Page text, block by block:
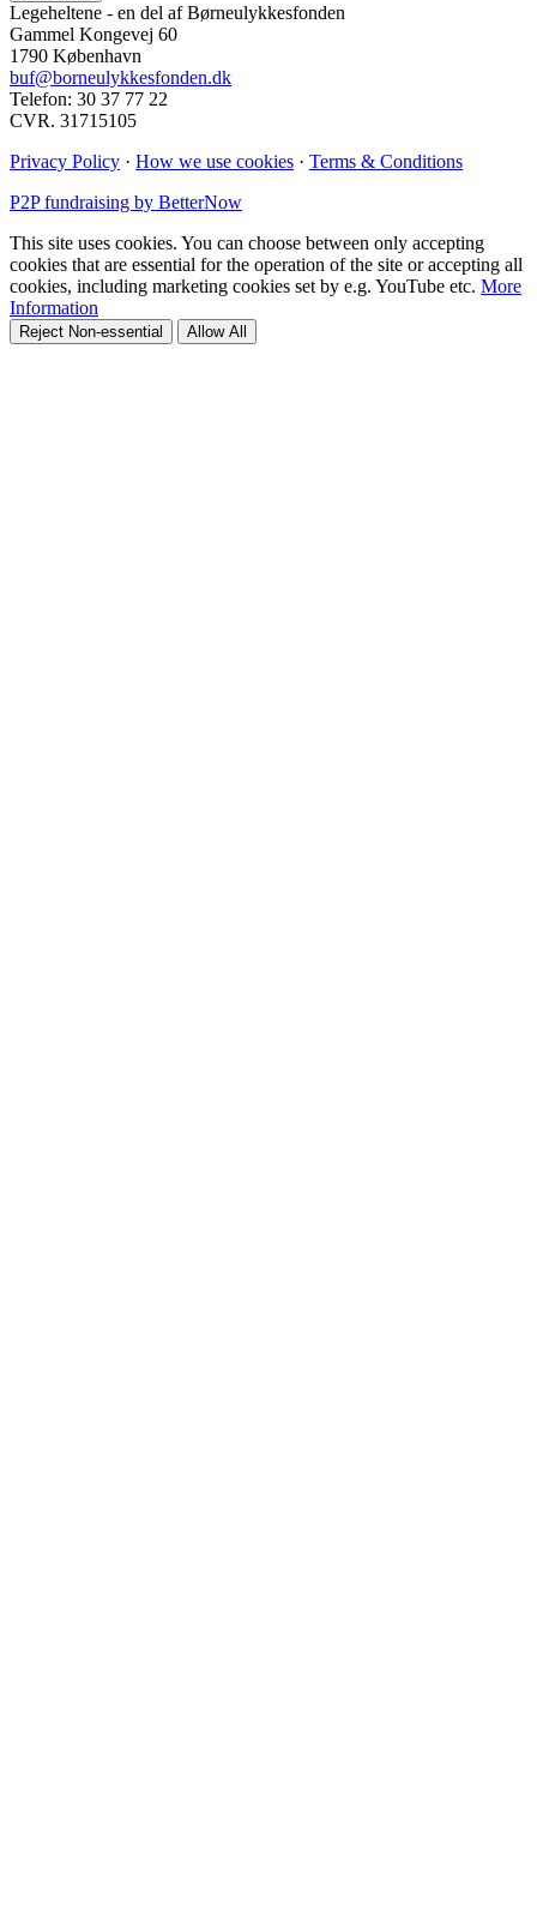
Legeheltene - en del af Børneulykkesfonden
Gammel Kongevej 60
1790 København
buf@borneulykkesfonden.dk
Telefon: 30 37 77 22
CVR. 31715105
Privacy Policy · How we use cookies · Terms & Conditions
P2P fundraising by BetterNow
This site uses cookies. You can choose between only accepting
cookies that are essential for the operation of the site or accepting all
cookies, including marketing cookies set by e.g. YouTube etc. More
Information
Reject Non-essential Allow All